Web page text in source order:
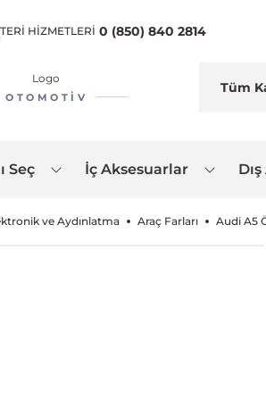
HİZMETLERİ 0 (850) 840 2814
OTOMOTIV
Seç İç Aksesuarlar
ve Aydınlatma Araç Farları Audi A5